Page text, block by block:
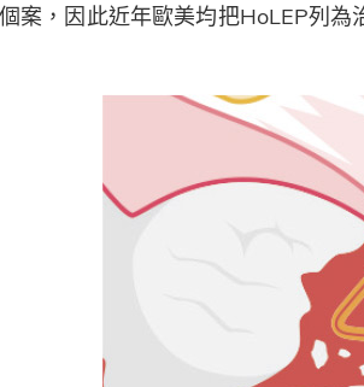
案，因此近年歐美均把HoLEP列